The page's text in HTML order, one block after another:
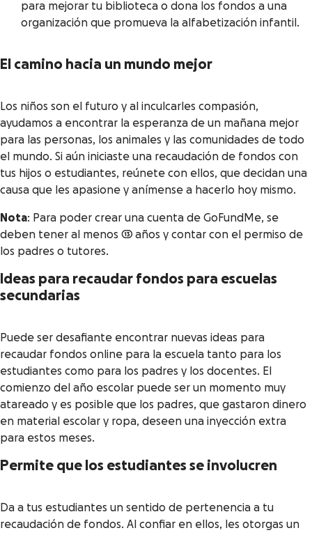
para mejorar tu biblioteca o dona los fondos a una
organización que promueva la alfabetización infantil.
El camino hacia un mundo mejor
Los niños son el futuro y al inculcarles compasión,
ayudamos a encontrar la esperanza de un mañana mejor
para las personas, los animales y las comunidades de todo
el mundo. Si aún iniciaste una recaudación de fondos con
tus hijos o estudiantes, reúnete con ellos, que decidan una
causa que les apasione y anímense a hacerlo hoy mismo.
Nota: Para poder crear una cuenta de GoFundMe, se
deben tener al menos 13 años y contar con el permiso de
los padres o tutores.
Ideas para recaudar fondos para escuelas
secundarias
Puede ser desafiante encontrar nuevas ideas para
recaudar fondos online para la escuela tanto para los
estudiantes como para los padres y los docentes. El
comienzo del año escolar puede ser un momento muy
atareado y es posible que los padres, que gastaron dinero
en material escolar y ropa, deseen una inyección extra
para estos meses.
Permite que los estudiantes se involucren
Da a tus estudiantes un sentido de pertenencia a tu
recaudación de fondos. Al confiar en ellos, les otorgas un